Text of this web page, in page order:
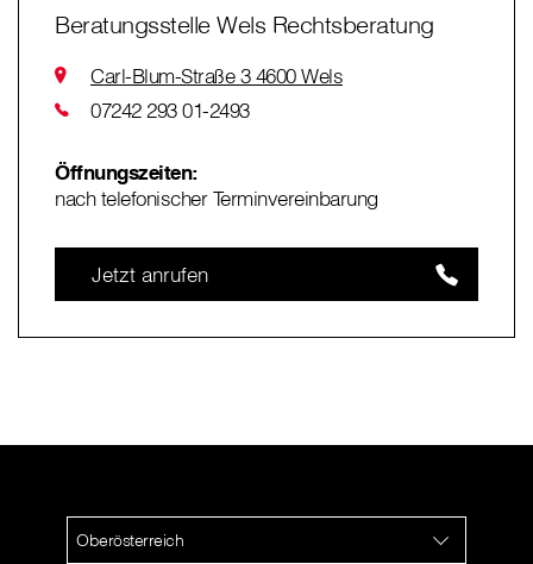
Beratungsstelle Wels Rechtsberatung
Carl-Blum-Straße 3 4600 Wels
07242 293 01-2493
Öffnungszeiten:
nach telefonischer Terminvereinbarung
Jetzt anrufen
Oberösterreich